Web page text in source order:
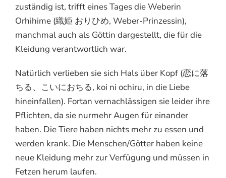
zuständig ist, trifft eines Tages die Weberin
Orhihime (織姫 おりひめ, Weber-Prinzessin),
manchmal auch als Göttin dargestellt, die für die
Kleidung verantwortlich war.
Natürlich verlieben sie sich Hals über Kopf (恋に落
ちる、こいにおちる, koi ni ochiru, in die Liebe
hineinfallen). Fortan vernachlässigen sie leider ihre
Pflichten, da sie nurmehr Augen für einander
haben. Die Tiere haben nichts mehr zu essen und
werden krank. Die Menschen/Götter haben keine
neue Kleidung mehr zur Verfügung und müssen in
Fetzen herum laufen.